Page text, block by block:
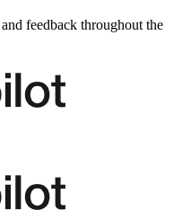
feedback throughout the